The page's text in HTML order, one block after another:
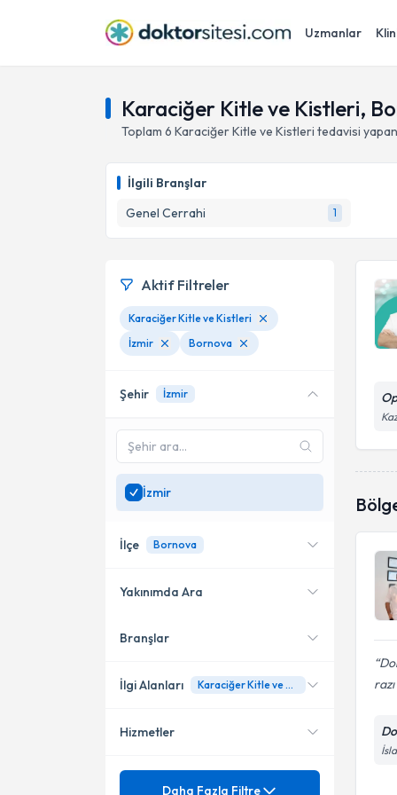
Uzmanlar
Karaciğer Kitle ve Kistleri,
Toplam 6 Karaciğer Kitle ve Kistleri tedavisi
İlgili Branşlar
Genel Cerrahi
1
Aktif Filtreler
Karaciğer Kitle ve Kistleri
İzmir
Bornova
Şehir İzmir
İzmir
İlçe Bornova
Bayraklı
Bornova
Yakınımda Ara
Konumuma yakın uzmanları
Branşlar
Genel Cerrahi
İlgi Alanları Karaciğer Kitle ve Kistleri
Ben Nevüs Çıkartımı
Hizmetler
Mezuniyet
Daha Fazla Filtre